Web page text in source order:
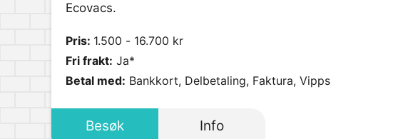
Ecovacs.
Pris: 1.500 - 16.700 kr
Fri frakt: Ja*
Betal med: Bankkort, Delbetaling, Faktura, Vipps
Besøk Info